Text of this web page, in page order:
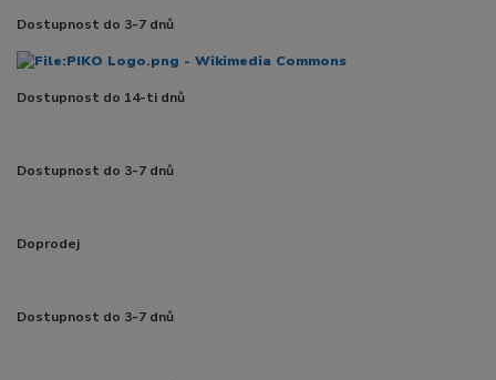
Dostupnost do 3-7 dnů
Dostupnost do 14-ti dnů
Dostupnost do 3-7 dnů
Doprodej
Dostupnost do 3-7 dnů